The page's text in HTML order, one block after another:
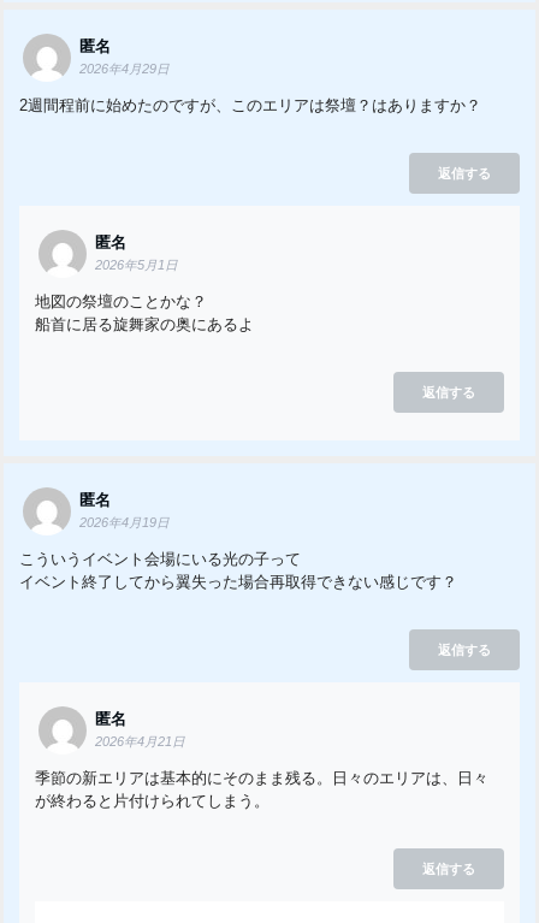
匿名
2026年4月29日
2週間程前に始めたのですが、このエリアは祭壇？はありますか？
返信する
匿名
2026年5月1日
地図の祭壇のことかな？
船首に居る旋舞家の奥にあるよ
返信する
匿名
2026年4月19日
こういうイベント会場にいる光の子って
イベント終了してから翼失った場合再取得できない感じです？
返信する
匿名
2026年4月21日
季節の新エリアは基本的にそのまま残る。日々のエリアは、日々
が終わると片付けられてしまう。
返信する